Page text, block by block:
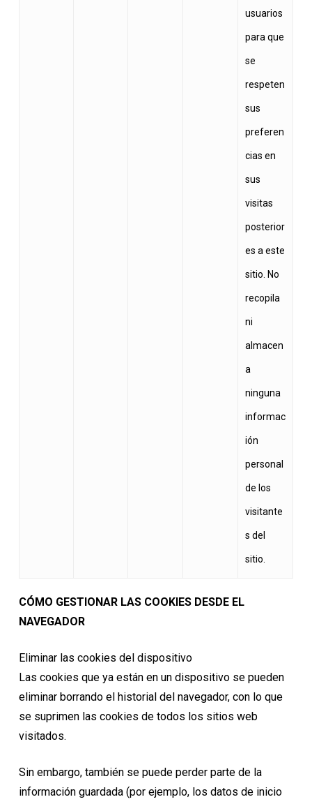
usuarios
para que
se
respeten
sus
preferen
cias en
sus
visitas
posterior
es a este
sitio. No
recopila
ni
almacen
a
ninguna
informac
ión
personal
de los
visitante
s del
sitio.
CÓMO GESTIONAR LAS COOKIES DESDE EL
NAVEGADOR
Eliminar las cookies del dispositivo
Las cookies que ya están en un dispositivo se pueden
eliminar borrando el historial del navegador, con lo que
se suprimen las cookies de todos los sitios web
visitados.
Sin embargo, también se puede perder parte de la
información guardada (por ejemplo, los datos de inicio